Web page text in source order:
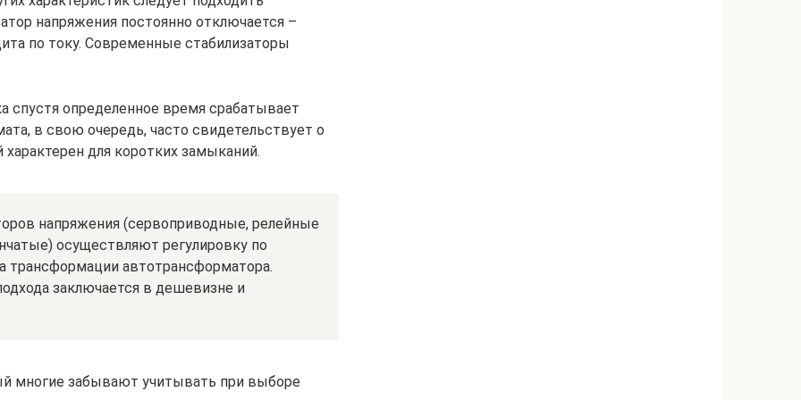
напряжения постоянно отключается –
по току. Современные стабилизаторы
определенное время срабатывает
в свою очередь, часто свидетельствует о
для коротких замыканий.
напряжения (сервоприводные, релейные
осуществляют регулировку по
трансформации автотрансформатора.
заключается в дешевизне и
многие забывают учитывать при выборе